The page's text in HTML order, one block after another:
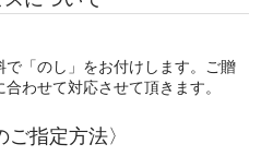
「のし」をお付けします。ご贈
わせて対応させて頂きます。
ご指定方法〉